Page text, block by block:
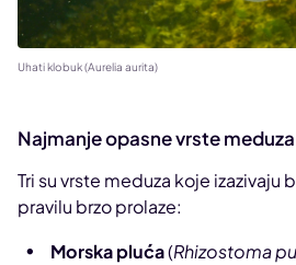
Uhati klobuk (Aurelia aurita)
Najmanje opasne vrste
Tri su vrste meduza koje izazivaju
pravilu brzo prolaze:
Morska pluća(Rhizostoma